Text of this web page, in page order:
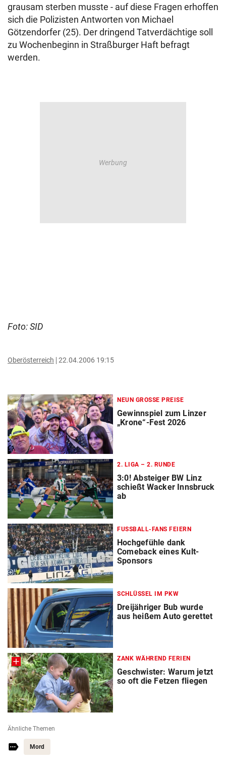
grausam sterben musste - auf diese Fragen erhoffen
sich die Polizisten Antworten von Michael
Götzendorfer (25). Der dringend Tatverdächtige soll
zu Wochenbeginn in Straßburger Haft befragt
werden.
Foto: SID
Oberösterreich 22.04.2006 19:15
Gesponsert NEUN GROSSE PREISE
Gewinnspiel zum Linzer
„Krone“-Fest 2026
2. LIGA – 2. RUNDE
3:0! Absteiger BW Linz
schießt Wacker Innsbruck
ab
FUSSBALL-FANS FEIERN
Hochgefühle dank
Comeback eines Kult-
Sponsors
SCHLÜSSEL IM PKW
Dreijähriger Bub wurde
aus heißem Auto gerettet
ZANK WÄHREND FERIEN
Geschwister: Warum jetzt
so oft die Fetzen fliegen
Ähnliche Themen
Mord